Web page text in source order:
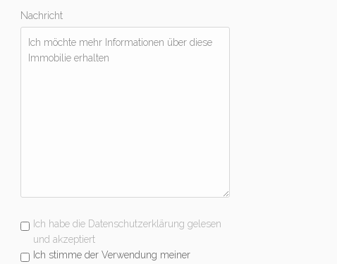
Nachricht
Ich habe die Datenschutzerklärung gelesen
und akzeptiert
Ich stimme der Verwendung meiner